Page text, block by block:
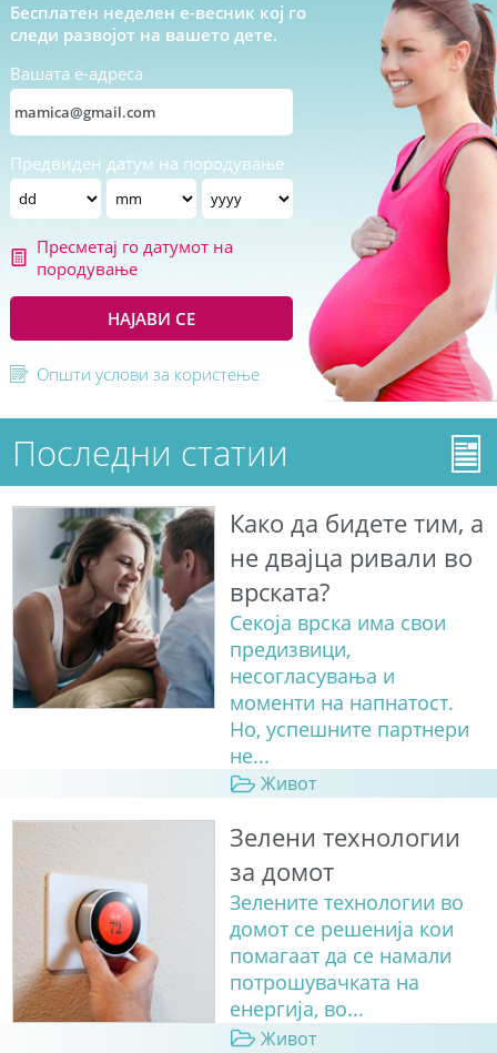
Бесплатен неделен е-весник кој го
следи развојот на вашето дете.
Вашата е-адреса
Предвиден датум на породување
Пресметај го датумот на
породување
НАЈАВИ СЕ
Општи услови за користење
Последни статии
Како да бидете тим, а
не двајца ривали во
врската?
Секоја врска има свои
предизвици,
несогласувања и
моменти на напнатост.
Но, успешните партнери
не...
Живот
Зелени технологии
за домот
Зелените технологии во
домот се решенија кои
помагаат да се намали
потрошувачката на
енергија, во...
Живот